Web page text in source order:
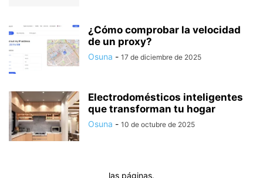
¿Cómo comprobar la velocidad
de un proxy?
Osuna - 17 de diciembre de 2025
Electrodomésticos inteligentes
que transforman tu hogar
Osuna - 10 de octubre de 2025
las páginas.